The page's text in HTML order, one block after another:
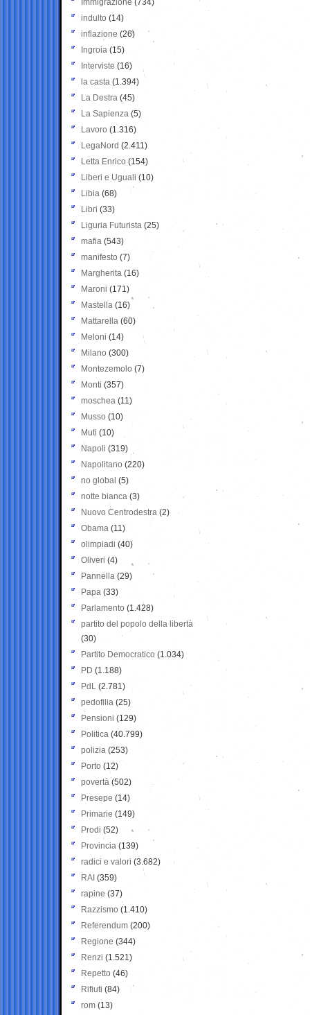
Immigrazione (734)
indulto (14)
inflazione (26)
Ingroia (15)
Interviste (16)
la casta (1.394)
La Destra (45)
La Sapienza (5)
Lavoro (1.316)
LegaNord (2.411)
Letta Enrico (154)
Liberi e Uguali (10)
Libia (68)
Libri (33)
Liguria Futurista (25)
mafia (543)
manifesto (7)
Margherita (16)
Maroni (171)
Mastella (16)
Mattarella (60)
Meloni (14)
Milano (300)
Montezemolo (7)
Monti (357)
moschea (11)
Musso (10)
Muti (10)
Napoli (319)
Napolitano (220)
no global (5)
notte bianca (3)
Nuovo Centrodestra (2)
Obama (11)
olimpiadi (40)
Oliveri (4)
Pannella (29)
Papa (33)
Parlamento (1.428)
partito del popolo della libertà
(30)
Partito Democratico (1.034)
PD (1.188)
PdL (2.781)
pedofilia (25)
Pensioni (129)
Politica (40.799)
polizia (253)
Porto (12)
povertà (502)
Presepe (14)
Primarie (149)
Prodi (52)
Provincia (139)
radici e valori (3.682)
RAI (359)
rapine (37)
Razzismo (1.410)
Referendum (200)
Regione (344)
Renzi (1.521)
Repetto (46)
Rifiuti (84)
rom (13)